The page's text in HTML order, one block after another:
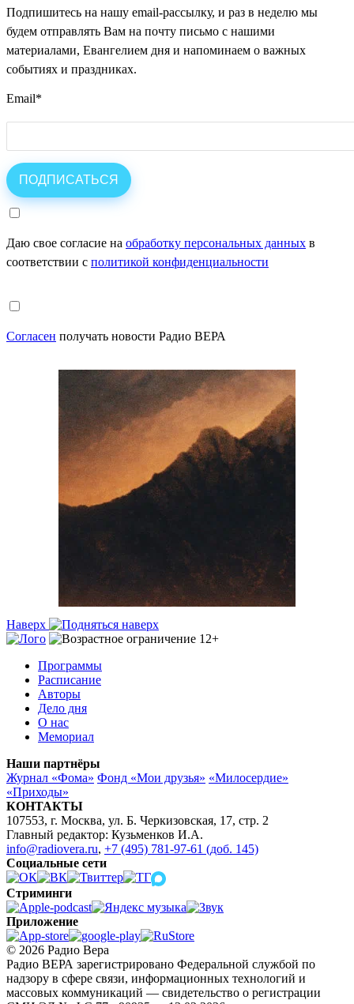
Подпишитесь на нашу email-рассылку, и раз в неделю мы
будем отправлять Вам на почту письмо с нашими
материалами, Евангелием дня и напоминаем о важных
событиях и праздниках.
Email*
Даю свое согласие на обработку персональных данных в
соответствии с политикой конфиденциальности
Согласен получать новости Радио ВЕРА
Наверх
Программы
Расписание
Авторы
Дело дня
О нас
Мемориал
Наши партнёры
Журнал «Фома» Фонд «Мои друзья» «Милосердие»
«Приходы»
КОНТАКТЫ
107553, г. Москва, ул. Б. Черкизовская, 17, стр. 2
Главный редактор: Кузьменков И.А.
info@radiovera.ru, +7 (495) 781-97-61 (доб. 145)
Социальные сети
Стриминги
Приложение
© 2026 Радио Вера
Радио ВЕРА зарегистрировано Федеральной службой по
надзору в сфере связи, информационных технологий и
массовых коммуникаций — свидетельство о регистрации